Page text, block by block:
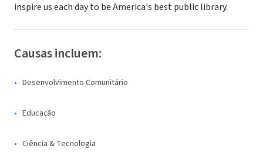
inspire us each day to be America's best public library.
Causas incluem:
Desenvolvimento Comunitário
Educação
Ciência & Tecnologia